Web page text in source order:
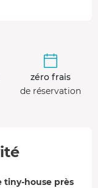
zéro frais
de réservation
tiny-house près